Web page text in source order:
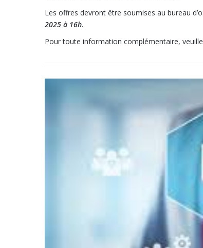
Les offres devront être soumises au bureau
2025 à 16h.
Pour toute information complémentaire,